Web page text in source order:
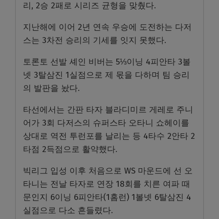
리, 2승 2패로 시리즈 균형을 맞췄다.
지난해에 이어 2년 연속 우승에 도전하는 다저
스는 3차전 승리의 기세를 잇지 못했다.
토론토 선발 셰인 비버는 5⅓이닝 4피안타 3볼
넷 3탈삼진 1실점으로 제 몫을 다하며 팀 승리
의 발판을 놨다.
타선에서는 간판 타자 블라디미르 게레로 주니
어가 3회 다저스의 슈퍼스타 오타니 쇼헤이를
상대로 역전 투런포를 날리는 등 4타수 2안타 2
타점 2득점으로 활약했다.
빅리그 입성 이후 처음으로 WS 마운드에 선 오
타니는 전날 타자로 연장 18회를 치른 여파 때
문인지 6이닝 6피안타(1홈런) 1볼넷 6탈삼진 4
실점으로 다소 흔들렸다.